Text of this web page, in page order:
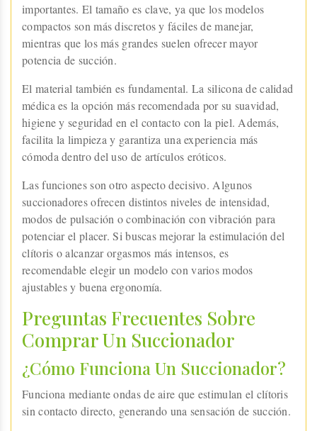
importantes. El tamaño es clave, ya que los modelos
compactos son más discretos y fáciles de manejar,
mientras que los más grandes suelen ofrecer mayor
potencia de succión.
El material también es fundamental. La silicona de calidad
médica es la opción más recomendada por su suavidad,
higiene y seguridad en el contacto con la piel. Además,
facilita la limpieza y garantiza una experiencia más
cómoda dentro del uso de artículos eróticos.
Las funciones son otro aspecto decisivo. Algunos
succionadores ofrecen distintos niveles de intensidad,
modos de pulsación o combinación con vibración para
potenciar el placer. Si buscas mejorar la estimulación del
clítoris o alcanzar orgasmos más intensos, es
recomendable elegir un modelo con varios modos
ajustables y buena ergonomía.
Preguntas Frecuentes Sobre
Comprar Un Succionador
¿Cómo Funciona Un Succionador?
Funciona mediante ondas de aire que estimulan el clítoris
sin contacto directo, generando una sensación de succión.